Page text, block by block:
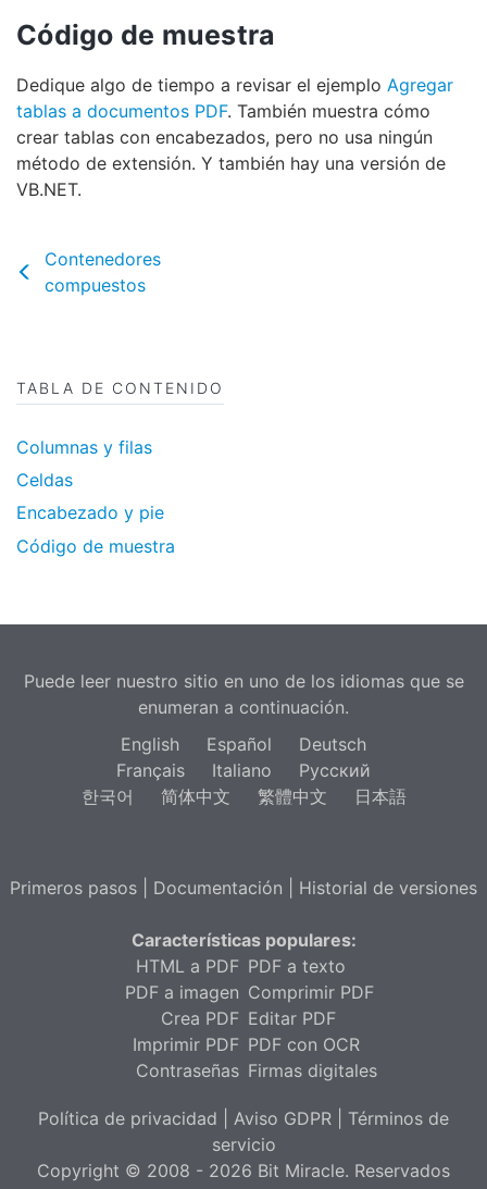
Código de muestra
Dedique algo de tiempo a revisar el ejemplo Agregar
tablas a documentos PDF. También muestra cómo
crear tablas con encabezados, pero no usa ningún
método de extensión. Y también hay una versión de
VB.NET.
Contenedores
compuestos
TABLA DE CONTENIDO
Columnas y filas
Celdas
Encabezado y pie
Código de muestra
Puede leer nuestro sitio en uno de los idiomas que se
enumeran a continuación.
English
Español
Deutsch
Français
Italiano
Русский
한국어
简体中文 繁體中文 日本語
Primeros pasos Documentación Historial de versiones
Características populares:
HTML a PDF
PDF a imagen
Crea PDF
Imprimir PDF
Contraseñas
PDF a texto
Comprimir PDF
Editar PDF
PDF con OCR
Firmas digitales
Política de privacidad Aviso GDPR
Términos de
servicio
Copyright © 2008 - 2026 Bit Miracle. Reservados